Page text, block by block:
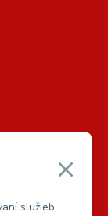
služieb
726